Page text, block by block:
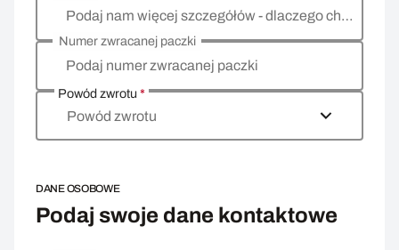
Podaj nam więcej szczegółów - dlaczego chcesz zwrócić towar, co jest powodem?
Podaj numer zwracanej paczki
Numer zwracanej paczki
Powód zwrotu*
Powód zwrotu
DANE OSOBOWE
Podaj swoje dane kontaktowe